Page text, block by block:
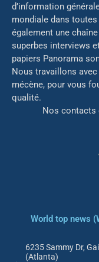
d’information
mondiale dans
également une
superbes interviews
papiers Panorama
Nous travaillons
mécène, pour vous
qualité.
Nos contacts
World top news
6235 Sammy Dr,
(Atlanta)